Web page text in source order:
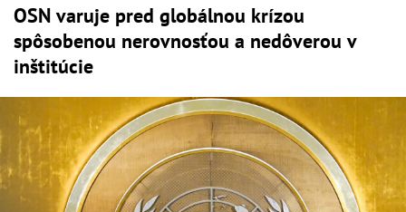
OSN varuje pred globálnou krízou
spôsobenou nerovnosťou a nedôverou v
inštitúcie